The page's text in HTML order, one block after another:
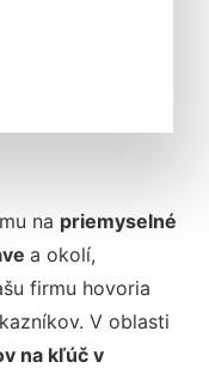
na priemyselné
a okolí,
firmu hovoria
V oblasti
na kľúč v